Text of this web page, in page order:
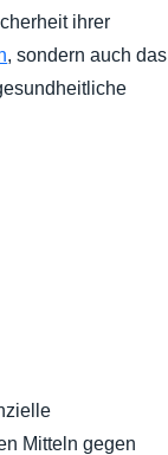
ihrer
, sondern auch das
Mitteln gegen